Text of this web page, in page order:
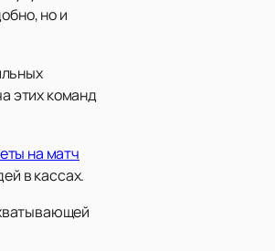
но и
этих команд
на матч
в кассах.